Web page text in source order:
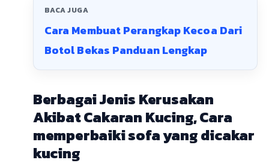
BACA JUGA
Cara Membuat Perangkap Kecoa Dari
Botol Bekas Panduan Lengkap
Berbagai Jenis Kerusakan
Akibat Cakaran Kucing, Cara
memperbaiki sofa yang dicakar
kucing